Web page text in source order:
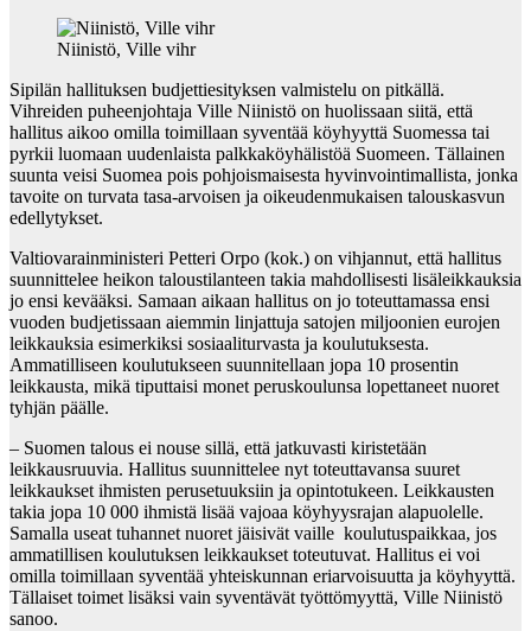
Niinistö, Ville vihr
Sipilän hallituksen budjettiesityksen valmistelu on pitkällä.
Vihreiden puheenjohtaja Ville Niinistö on huolissaan siitä, että
hallitus aikoo omilla toimillaan syventää köyhyyttä Suomessa tai
pyrkii luomaan uudenlaista palkkaköyhälistöä Suomeen. Tällainen
suunta veisi Suomea pois pohjoismaisesta hyvinvointimallista, jonka
tavoite on turvata tasa-arvoisen ja oikeudenmukaisen talouskasvun
edellytykset.
Valtiovarainministeri Petteri Orpo (kok.) on vihjannut, että hallitus
suunnittelee heikon taloustilanteen takia mahdollisesti lisäleikkauksia
jo ensi kevääksi. Samaan aikaan hallitus on jo toteuttamassa ensi
vuoden budjetissaan aiemmin linjattuja satojen miljoonien eurojen
leikkauksia esimerkiksi sosiaaliturvasta ja koulutuksesta.
Ammatilliseen koulutukseen suunnitellaan jopa 10 prosentin
leikkausta, mikä tiputtaisi monet peruskoulunsa lopettaneet nuoret
tyhjän päälle.
– Suomen talous ei nouse sillä, että jatkuvasti kiristetään
leikkausruuvia. Hallitus suunnittelee nyt toteuttavansa suuret
leikkaukset ihmisten perusetuuksiin ja opintotukeen. Leikkausten
takia jopa 10 000 ihmistä lisää vajoaa köyhyysrajan alapuolelle.
Samalla useat tuhannet nuoret jäisivät vaille koulutuspaikkaa, jos
ammatillisen koulutuksen leikkaukset toteutuvat. Hallitus ei voi
omilla toimillaan syventää yhteiskunnan eriarvoisuutta ja köyhyyttä.
Tällaiset toimet lisäksi vain syventävät työttömyyttä, Ville Niinistö
sanoo.